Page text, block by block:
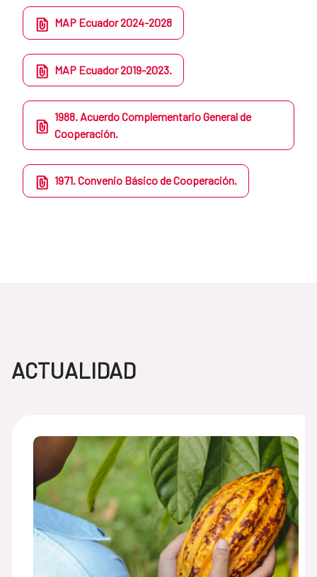
MAP Ecuador 2024-2028
MAP Ecuador 2019-2023.
1988. Acuerdo Complementario General de
Cooperación.
1971. Convenio Básico de Cooperación.
ACTUALIDAD